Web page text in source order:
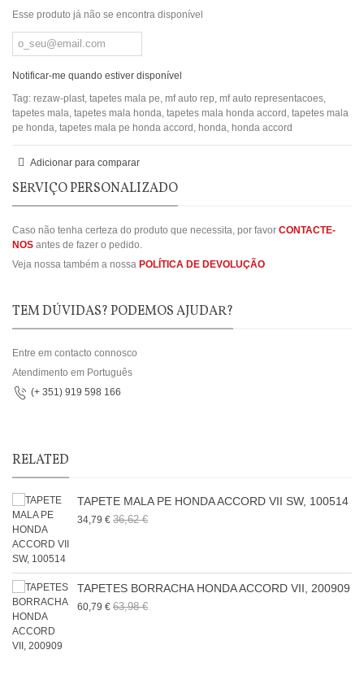
Esse produto já não se encontra disponível
Notificar-me quando estiver disponível
Tag: rezaw-plast, tapetes mala pe, mf auto rep, mf auto representacoes,
tapetes mala, tapetes mala honda, tapetes mala honda accord , tapetes mala
pe honda, tapetes mala pe honda accord , honda, honda accord
Adicionar para comparar
SERVIÇO PERSONALIZADO
Caso não tenha certeza do produto que necessita, por favor CONTACTE-
NOS antes de fazer o pedido.
Veja nossa também a nossa POLÍTICA DE DEVOLUÇÃO
TEM DÚVIDAS? PODEMOS AJUDAR?
Entre em contacto connosco
Atendimento em Português
(+ 351) 919 598 166
RELATED
TAPETE MALA PE HONDA ACCORD VII SW, 100514
34,79 € 36,62 €
TAPETES BORRACHA HONDA ACCORD VII, 200909
60,79 € 63,98 €